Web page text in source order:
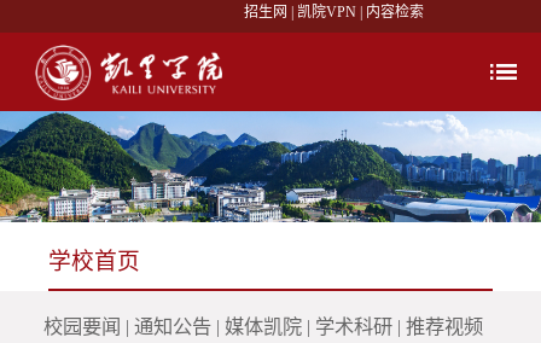
招生网 凯院VPN 内容检索
学校首页
校园要闻 | 通知公告| 媒体凯院| 学术科研| 推荐视频